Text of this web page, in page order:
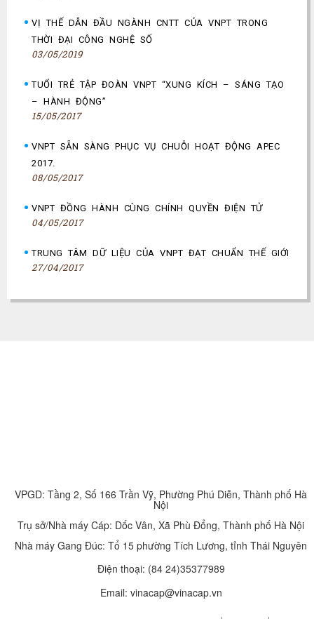
VỊ THẾ DẪN ĐẦU NGÀNH CNTT CỦA VNPT TRONG
THỜI ĐẠI CÔNG NGHỆ SỐ
03/05/2019
TUỔI TRẺ TẬP ĐOÀN VNPT “XUNG KÍCH – SÁNG TẠO
– HÀNH ĐỘNG”
15/05/2017
VNPT SẴN SÀNG PHỤC VỤ CHUỖI HOẠT ĐỘNG APEC
2017.
08/05/2017
VNPT ĐỒNG HÀNH CÙNG CHÍNH QUYỀN ĐIỆN TỬ
04/05/2017
TRUNG TÂM DỮ LIỆU CỦA VNPT ĐẠT CHUẨN THẾ GIỚI
27/04/2017
VPGD: Tầng 2, Số 166 Trần Vỹ, Phường Phú Diễn, Thành phố Hà
Nội
Trụ sở/Nhà máy Cáp: Dốc Vân, Xã Phù Đổng, Thành phố Hà Nội
Nhà máy Gang Đúc: Tổ 15 phường Tích Lương, tỉnh Thái Nguyên
Điện thoại: (84 24)35377989
Email: vinacap@vinacap.vn